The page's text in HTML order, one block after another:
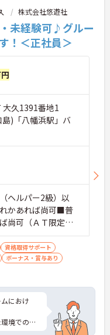
株式会社悠遊社
未経験可♪グルー
！＜正社員＞
大久1391番地1
)「八幡浜駅」バ
ヘルパー2級）以
かあれば尚可■普
尚可（ＡＴ限定
問
資格取得サポート
ボーナス・賞与あり
におけ
境での就